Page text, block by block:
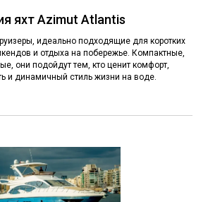
яхт Azimut Atlantis
идеально подходящие для коротких
и отдыха на побережье. Компактные,
они подойдут тем, кто ценит комфорт,
и динамичный стиль жизни на воде.